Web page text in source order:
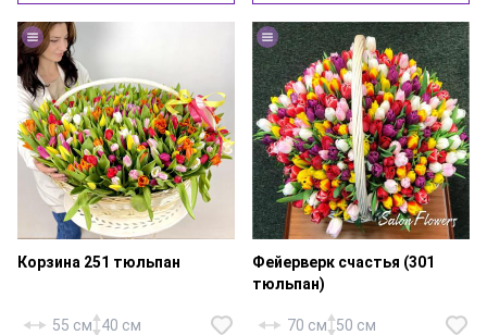
Корзина 251 тюльпан
55 см 40 см
Фейерверк счастья (301
тюльпан)
70 см 50 см